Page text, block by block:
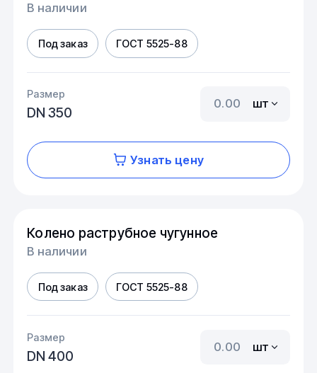
В наличии
Под заказ ГОСТ 5525-88
Размер
DN 350
шт
Узнать цену
Колено раструбное чугунное
В наличии
Под заказ ГОСТ 5525-88
Размер
DN 400
шт